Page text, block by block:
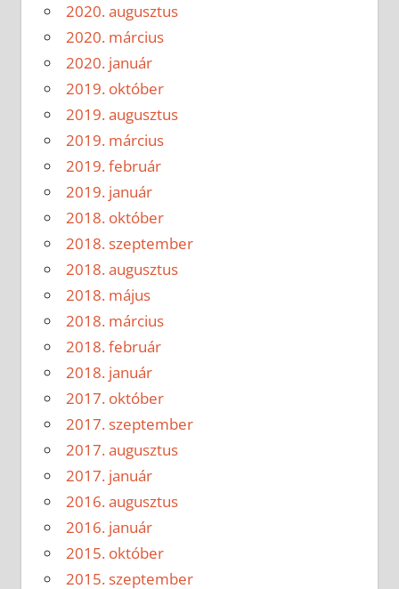
2020. augusztus
2020. március
2020. január
2019. október
2019. augusztus
2019. március
2019. február
2019. január
2018. október
2018. szeptember
2018. augusztus
2018. május
2018. március
2018. február
2018. január
2017. október
2017. szeptember
2017. augusztus
2017. január
2016. augusztus
2016. január
2015. október
2015. szeptember